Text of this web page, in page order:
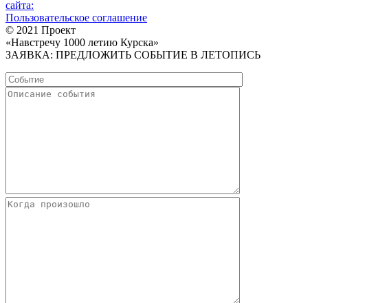
сайта:
Пользовательское соглашение
© 2021 Проект
«Навстречу 1000 летию Курска»
ЗАЯВКА: ПРЕДЛОЖИТЬ СОБЫТИЕ В ЛЕТОПИСЬ